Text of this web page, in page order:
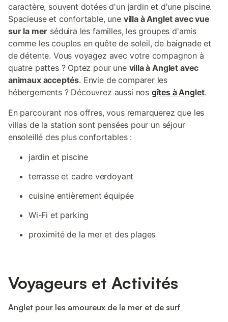
caractère, souvent dotées d'un jardin et d'une piscine.
Spacieuse et confortable, une villa à Anglet avec vue
sur la mer séduira les familles, les groupes d'amis
comme les couples en quête de soleil, de baignade et
de détente. Vous voyagez avec votre compagnon à
quatre pattes ? Optez pour une villa à Anglet avec
animaux acceptés. Envie de comparer les
hébergements ? Découvrez aussi nos gîtes à Anglet.
En parcourant nos offres, vous remarquerez que les
villas de la station sont pensées pour un séjour
ensoleillé des plus confortables :
jardin et piscine
terrasse et cadre verdoyant
cuisine entièrement équipée
Wi-Fi et parking
proximité de la mer et des plages
Voyageurs et Activités
Anglet pour les amoureux de la mer et de surf